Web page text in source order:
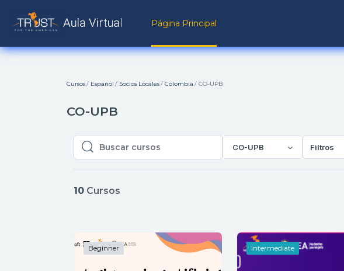
Página Principal
Cursos Español Socios Locales Colombia CO-UPB
CO-UPB
Buscar cursos
Buscar cursos CO-UPB Filtros
10 Cursos
Beginner Intermediate